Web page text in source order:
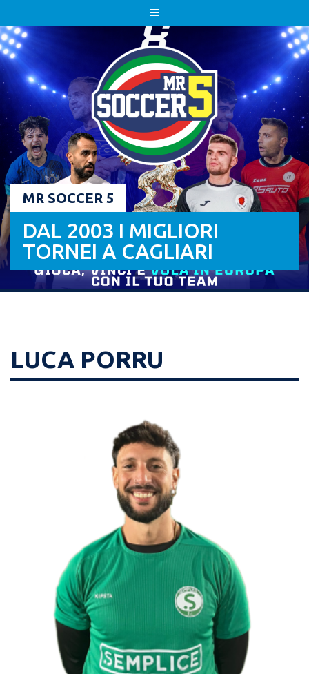
to
content
MR SOCCER 5
DAL 2003 I MIGLIORI
TORNEI A CAGLIARI
LUCA PORRU